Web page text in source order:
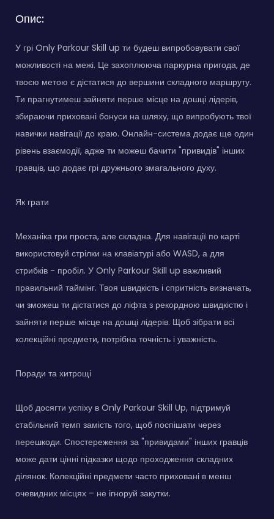
Опис:
У грі Only Parkour Skill up ти будеш випробовувати свої
можливості на межі. Це захоплююча паркурна пригода, де
твоєю метою є дістатися до вершини складного маршруту.
Ти прагнутимеш зайняти перше місце на дошці лідерів,
збираючи приховані бонуси на шляху, що випробують твої
навички навігації до краю. Онлайн-система додає ще один
рівень взаємодії, адже ти можеш бачити "привидів" інших
гравців, що додає грі дружнього змагального духу.
Як грати
Механіка гри проста, але складна. Для навігації по карті
використовуй стрілки на клавіатурі або WASD, а для
стрибків - пробіл. У Only Parkour Skill up важливий
правильний таймінг. Твоя швидкість і спритність визначать,
чи зможеш ти дістатися до ліфта з рекордною швидкістю і
зайняти перше місце на дошці лідерів. Щоб зібрати всі
колекційні предмети, потрібна точність і уважність.
Поради та хитрощі
Щоб досягти успіху в Only Parkour Skill Up, підтримуй
стабільний темп замість того, щоб поспішати через
перешкоди. Спостереження за "привидами" інших гравців
може дати цінні підказки щодо проходження складних
ділянок. Колекційні предмети часто приховані в менш
очевидних місцях – не ігноруй закутки.